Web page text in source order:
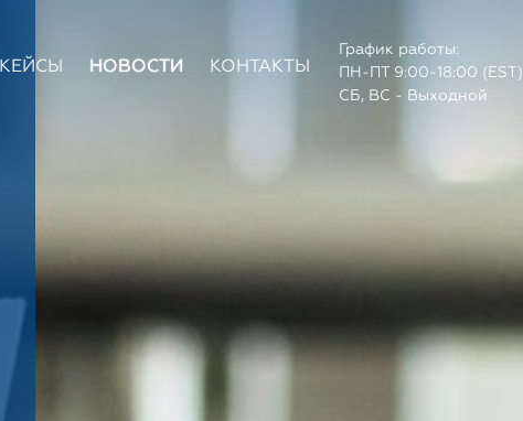
КЕЙСЫ НОВОСТИ КОНТАКТЫ
График работы:
ПН-ПТ 9:00-18:00 (EST)
СБ, ВС - Выходной